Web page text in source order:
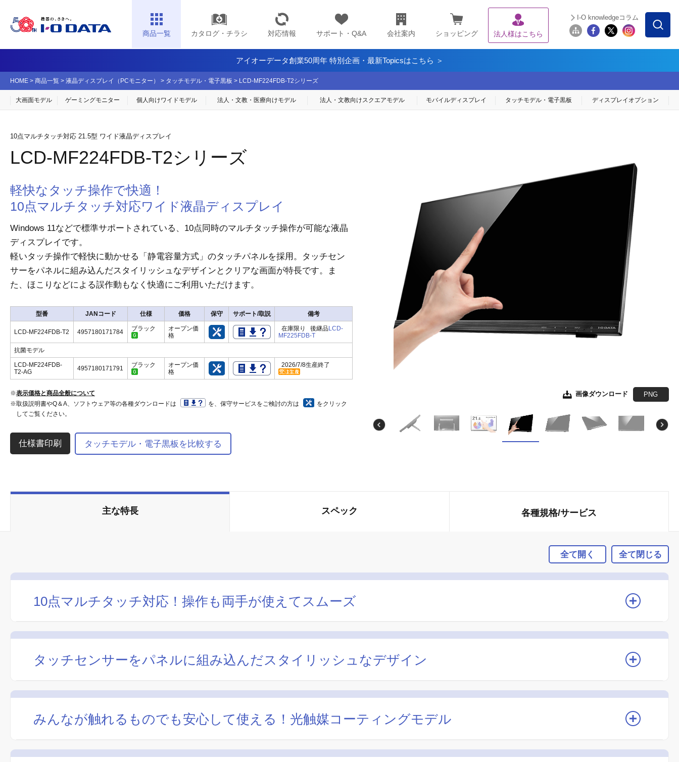
商品一覧 カタログ・チラシ 対応情報 サポート・Q&A 会社案内 ショッピング 法人様はこちら
I-O knowledgeコラム
アイオーデータ創業50周年 特別企画・最新Topicsはこちら ＞
HOME > 商品一覧 > 液晶ディスプレイ（PCモニター） > タッチモデル・電子黒板 > LCD-MF224FDB-T2シリーズ
大画面モデル ゲーミングモニター 個人向けワイドモデル 法人・文教・医療向けモデル 法人・文教向けスクエアモデル モバイルディスプレイ タッチモデル・ 電子黒板 ディスプレイ オプション
10点マルチタッチ対応 21.5型 ワイド液晶ディスプレイ
LCD-MF224FDB-T2シリーズ
画像ダウンロード PNG
画像ダウンロード JPEG EPS形式
画像ダウンロード JPEG EPS形式
画像ダウンロード JPEG EPS形式
画像ダウンロード JPEG EPS形式
画像ダウンロード JPEG EPS形式
軽快なタッチ操作で快適！
10点マルチタッチ対応ワイド液晶ディスプレイ
Windows 11などで標準サポートされている、10点同時のマルチタッチ操作が可能な液晶
ディスプレイです。
軽いタッチ操作で軽快に動かせる「静電容量方式」のタッチパネルを採用。タッチセン
サーをパネルに組み込んだスタイリッシュなデザインとクリアな画面が特長です。ま
た、ほこりなどによる誤作動もなく快適にご利用いただけます。
型番 JANコード 仕様 価格 保守 サポート/取説 備考
LCD-MF224FDB-T2 4957180171784 ブラック
オープン価
格
在庫限り 後継品LCD-
MF225FDB-T
抗菌モデル
LCD-MF224FDB-
T2-AG
4957180171791 ブラック
オープン価
格
2026/7/8生産終了
※表示価格と商品全般について
※取扱説明書やQ＆A、ソフトウェア等の各種ダウンロードは
を、保守サービスをご検討の方は
をクリック
してご覧ください。
タッチモデル・電子黒板を比較する
主な特長 スペック 各種規格/サービス
全て開く 全て閉じる
10点マルチタッチ対応！操作も両手が使えてスムーズ
タッチセンサーをパネルに組み込んだスタイリッシュなデザイン
みんなが触れるものでも安心して使える！光触媒コーティングモデル